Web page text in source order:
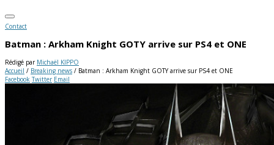
Contact
Batman : Arkham Knight GOTY arrive sur PS4 et ONE
Rédigé par Michaël KIPPO
Accueil / Breaking news / Batman : Arkham Knight GOTY arrive sur PS4 et ONE
Facebook Twitter Email